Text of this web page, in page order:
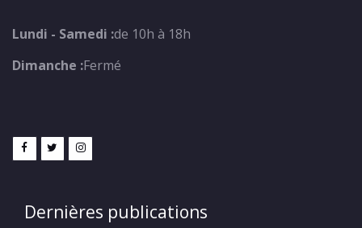
Lundi - Samedi :de 10h à 18h
Dimanche :Fermé
Dernières publications